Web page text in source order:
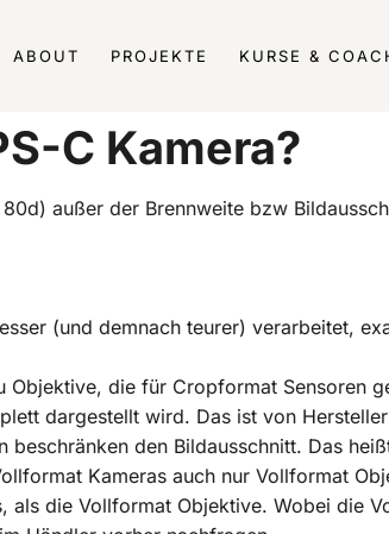
ABOUT PROJEKTE KURSE &
C Kamera?
außer der Brennweite bzw
(und demnach teurer) verarbeitet,
die für Cropformat Sensoren
dargestellt wird. Das ist von
den Bildausschnitt. Das
Kameras auch nur Vollformat
als die Vollformat Objektive. Wobei die